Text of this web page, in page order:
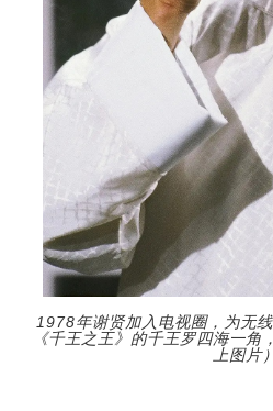
1978年谢贤加入电视圈，为无
《千王之王》的千王罗四海一
上图片）